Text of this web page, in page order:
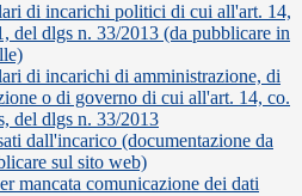
di incarichi politici di cui all'art. 14,
del dlgs n. 33/2013 (da pubblicare in
di incarichi di amministrazione, di
o di governo di cui all'art. 14, co.
del dlgs n. 33/2013
dall'incarico (documentazione da
sul sito web)
mancata comunicazione dei dati